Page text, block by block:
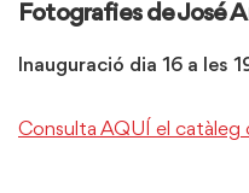
Fotografies de José
Inauguració dia 16 a les
Consulta AQUÍ el catàleg